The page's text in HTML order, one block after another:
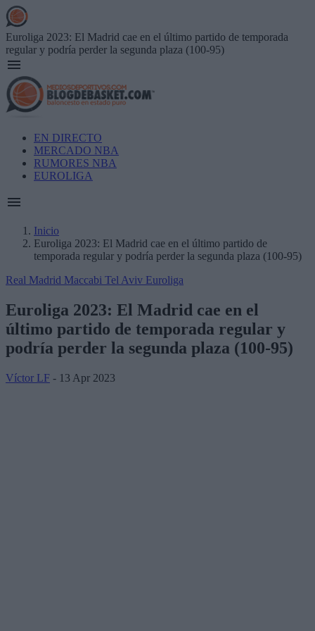
Skip
to
main
content
Euroliga 2023: El Madrid cae en el último partido de temporada
regular y podría perder la segunda plaza (100-95)
Main
navigation
EN DIRECTO
MERCADO NBA
RUMORES NBA
EUROLIGA
Breadcrumb
Inicio
Euroliga 2023: El Madrid cae en el último partido de
temporada regular y podría perder la segunda plaza (100-95)
Real Madrid Maccabi Tel Aviv Euroliga
Euroliga 2023: El Madrid cae en el
último partido de temporada regular y
podría perder la segunda plaza (100-95)
Víctor LF - 13 Apr 2023